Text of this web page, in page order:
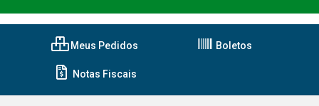
Meus Pedidos Boletos
Notas Fiscais